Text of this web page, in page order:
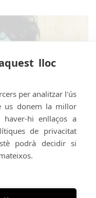
lloc
per analitzar l'ús
us donem la millor
haver-hi enllaços a
de privacitat
podrà decidir si